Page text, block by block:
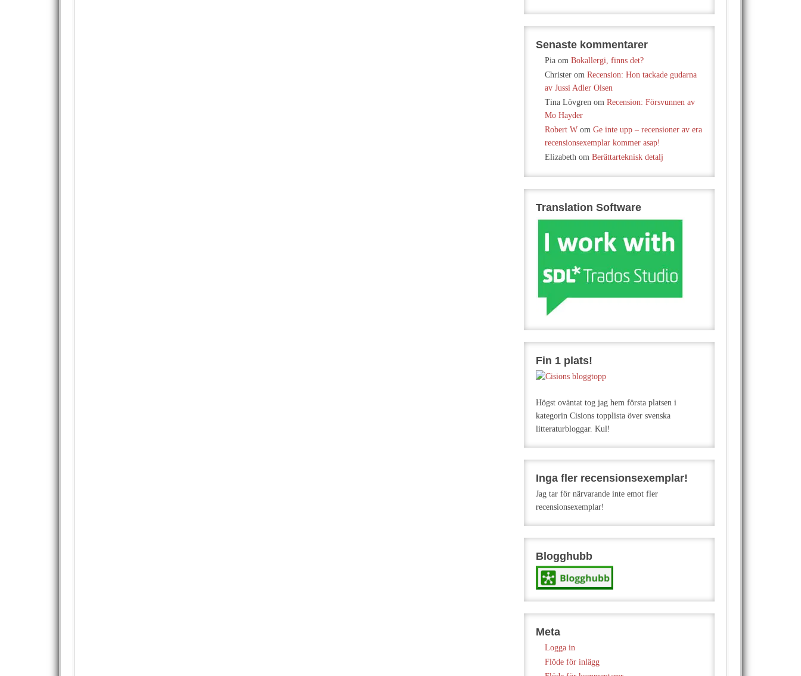
Senaste kommentarer
Pia om Bokallergi, finns det?
Christer om Recension: Hon tackade gudarna
av Jussi Adler Olsen
Tina Lövgren om Recension: Försvunnen av
Mo Hayder
Robert W om Ge inte upp – recensioner av era
recensionsexemplar kommer asap!
Elizabeth om Berättarteknisk detalj
Translation Software
Fin 1 plats!
Högst oväntat tog jag hem första platsen i
kategorin Cisions topplista över svenska
litteraturbloggar. Kul!
Inga fler recensionsexemplar!
Jag tar för närvarande inte emot fler
recensionsexemplar!
Blogghubb
Meta
Logga in
Flöde för inlägg